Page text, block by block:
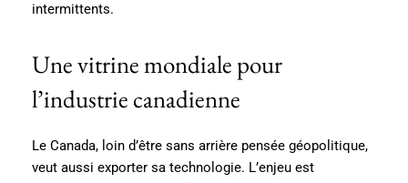
intermittents.
Une vitrine mondiale pour
l’industrie canadienne
Le Canada, loin d’être sans arrière pensée géopolitique,
veut aussi exporter sa technologie. L’enjeu est